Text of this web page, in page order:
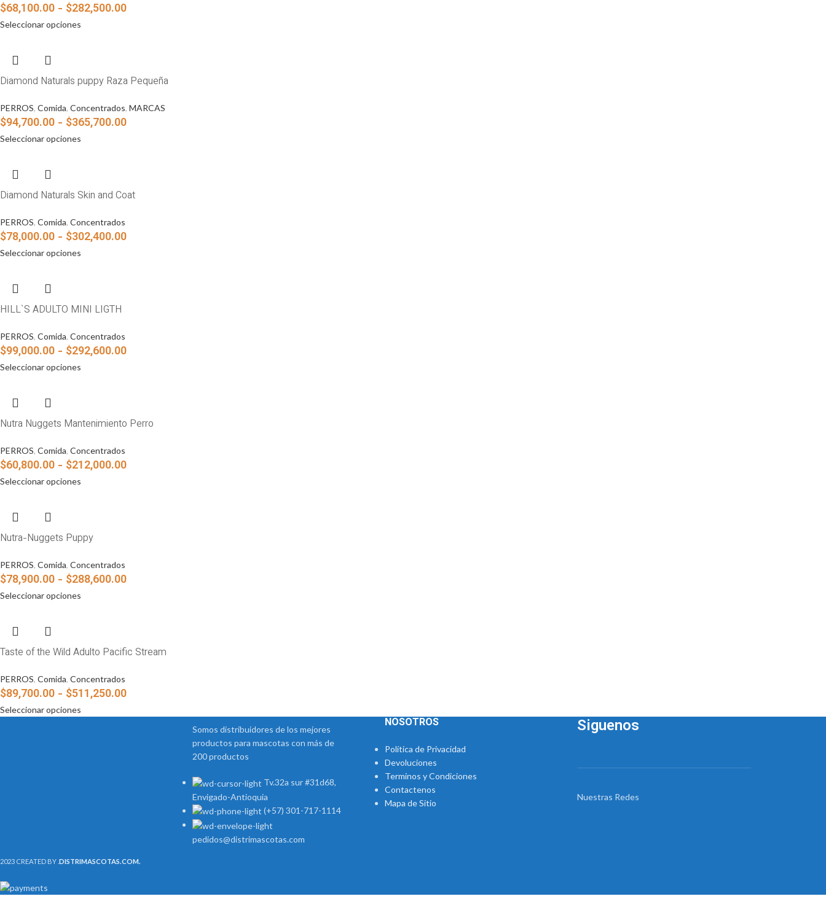
$68,100.00 - $282,500.00
Seleccionar opciones
Diamond Naturals puppy Raza Pequeña
PERROS, Comida, Concentrados, MARCAS
$94,700.00 - $365,700.00
Seleccionar opciones
Diamond Naturals Skin and Coat
PERROS, Comida, Concentrados
$78,000.00 - $302,400.00
Seleccionar opciones
HILL`S ADULTO MINI LIGTH
PERROS, Comida, Concentrados
$99,000.00 - $292,600.00
Seleccionar opciones
Nutra Nuggets Mantenimiento Perro
PERROS, Comida, Concentrados
$60,800.00 - $212,000.00
Seleccionar opciones
Nutra-Nuggets Puppy
PERROS, Comida, Concentrados
$78,900.00 - $288,600.00
Seleccionar opciones
Taste of the Wild Adulto Pacific Stream
PERROS, Comida, Concentrados
$89,700.00 - $511,250.00
Seleccionar opciones
Somos distribuidores de los mejores
productos para mascotas con más de
200 productos
Tv.32a sur #31d68,
Envigado-Antioquia
(+57) 301-717-1114
pedidos@distrimascotas.com
NOSOTROS
Política de Privacidad
Devoluciones
Terminos y Condiciones
Contactenos
Mapa de Sitio
Siguenos
Nuestras Redes
2023 CREATED BY DISTRIMASCOTAS.COM.